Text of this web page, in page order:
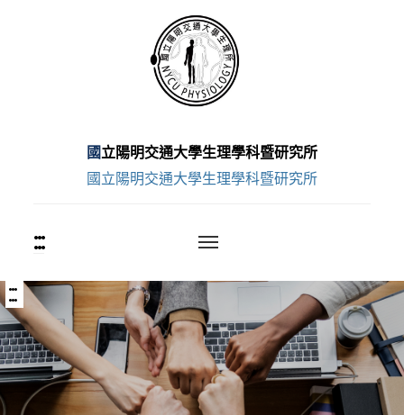
國立陽明交通大學生理學科暨研究所
國立陽明交通大學生理學科暨研究所
:::上
方
區
塊
:::中
央
內
容
區
塊